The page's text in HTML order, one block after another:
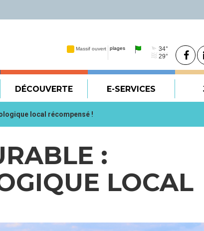
DÉCOUVERTE E-SERVICES
local récompensé !
:
LOCAL